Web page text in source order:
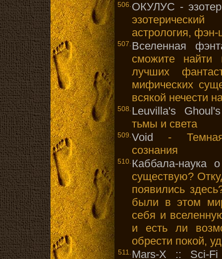
506. ОКУЛУС -
астрология,
507. Вселенная
сможите
лучших
мифических
всякой нечести
508. Leuvilla's
тьмы и света
509. Void - Темная
сознания
510. Каббала-наука
существую?
появились
были в этом
себя и
и есть ли
обрести покой,
511. Mars-X :: Sci-